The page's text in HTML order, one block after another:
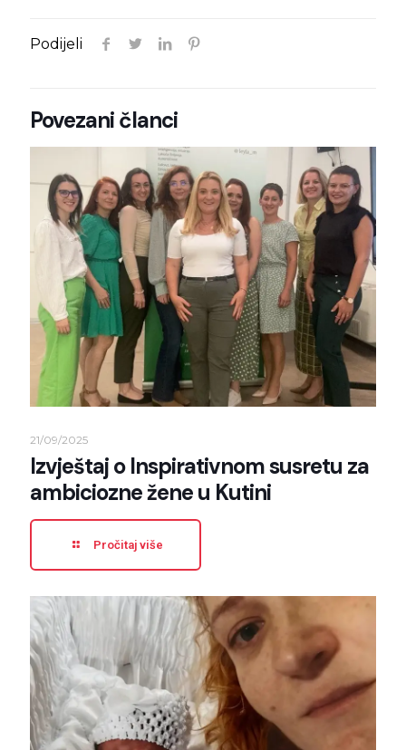
Podijeli
Povezani članci
21/09/2025
Izvještaj o Inspirativnom susretu za
ambiciozne žene u Kutini
Pročitaj više